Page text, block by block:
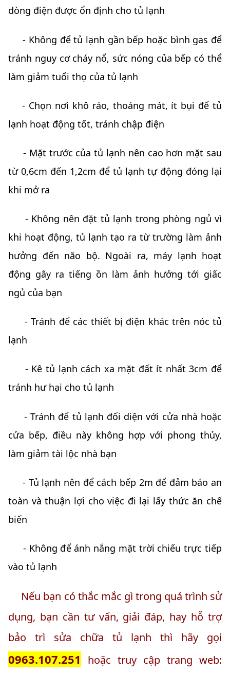
dòng điện được ổn định cho tủ lạnh
- Không để tủ lạnh gần bếp hoặc bình gas để
tránh nguy cơ cháy nổ, sức nóng của bếp có thể
làm giảm tuổi thọ của tủ lạnh
- Chọn nơi khô ráo, thoáng mát, ít bụi để tủ
lạnh hoạt động tốt, tránh chập điện
- Mặt trước của tủ lạnh nên cao hơn mặt sau
từ 0,6cm đến 1,2cm để tủ lạnh tự động đóng lại
khi mở ra
- Không nên đặt tủ lạnh trong phòng ngủ vì
khi hoạt động, tủ lạnh tạo ra từ trường làm ảnh
hưởng đến não bộ. Ngoài ra, máy lạnh hoạt
động gây ra tiếng ồn làm ảnh hưởng tới giấc
ngủ của bạn
- Tránh để các thiết bị điện khác trên nóc tủ
lạnh
- Kê tủ lạnh cách xa mặt đất ít nhất 3cm để
tránh hư hại cho tủ lạnh
- Tránh để tủ lạnh đối diện với cửa nhà hoặc
cửa bếp, điều này không hợp với phong thủy,
làm giảm tài lộc nhà bạn
- Tủ lạnh nên để cách bếp 2m để đảm báo an
toàn và thuận lợi cho việc đi lại lấy thức ăn chế
biến
- Không để ánh nắng mặt trời chiếu trực tiếp
vào tủ lạnh
Nếu bạn có thắc mắc gì trong quá trình sử
dụng, bạn cần tư vấn, giải đáp, hay hỗ trợ
bảo trì sửa chữa tủ lạnh thì hãy gọi
0963.107.251
hoặc truy cập trang web: